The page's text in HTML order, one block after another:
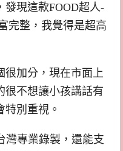
發現這款FOOD超人-
完整，我覺得是超高
很加分，現在市面上
很不想讓小孩講話有
別重視。
灣專業錄製，還能支